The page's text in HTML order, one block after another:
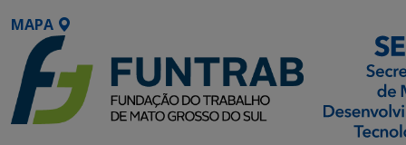
MAPA